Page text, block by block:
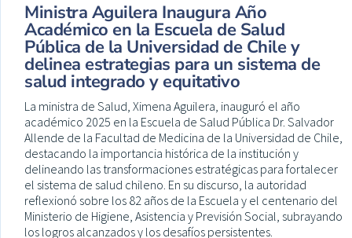
Ministra Aguilera Inaugura Año
Académico en la Escuela de Salud
Pública de la Universidad de Chile y
delinea estrategias para un sistema de
salud integrado y equitativo
La ministra de Salud, Ximena Aguilera, inauguró el año
académico 2025 en la Escuela de Salud Pública Dr. Salvador
Allende de la Facultad de Medicina de la Universidad de Chile,
destacando la importancia histórica de la institución y
delineando las transformaciones estratégicas para fortalecer
el sistema de salud chileno. En su discurso, la autoridad
reflexionó sobre los 82 años de la Escuela y el centenario del
Ministerio de Higiene, Asistencia y Previsión Social, subrayando
los logros alcanzados y los desafíos persistentes.